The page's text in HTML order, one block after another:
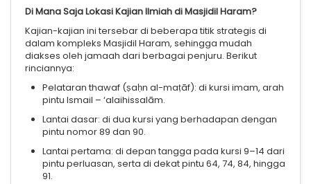
Di Mana Saja Lokasi Kajian Ilmiah di Masjidil Haram?
Kajian-kajian ini tersebar di beberapa titik strategis di
dalam kompleks Masjidil Haram, sehingga mudah
diakses oleh jamaah dari berbagai penjuru. Berikut
rinciannya:
Pelataran thawaf (ṣaḥn al-maṭāf): di kursi imam, arah
pintu Ismail – ‘alaihissalām.
Lantai dasar: di dua kursi yang berhadapan dengan
pintu nomor 89 dan 90.
Lantai pertama: di depan tangga pada kursi 9–14 dari
pintu perluasan, serta di dekat pintu 64, 74, 84, hingga
91.